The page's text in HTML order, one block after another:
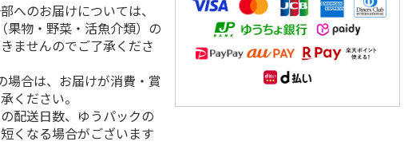
へのお届けについては、
果物・野菜・活魚介類）の
ませんのでご了承くださ
合は、お届けが消費・賞
ください。
配送日数、ゆうパックの
くなる場合がございます